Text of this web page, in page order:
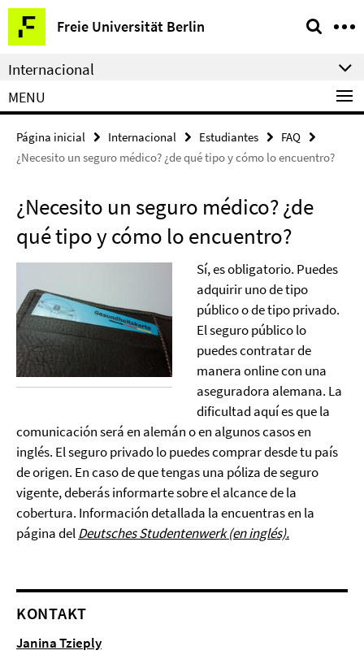
Springe
direkt
zu
Inhalt
Freie Universität Berlin
Herramientas
de
navegación
Internacional
MENU
Página inicial Internacional Estudiantes
FAQ
¿Necesito un seguro médico? ¿de qué tipo y cómo lo encuentro?
¿Necesito un seguro médico? ¿de
qué tipo y cómo lo encuentro?
Sí, es obligatorio. Puedes
adquirir uno de tipo
público o de tipo privado.
El seguro público lo
puedes contratar de
manera online con una
aseguradora alemana. La
dificultad aquí es que la
comunicación será en alemán o en algunos casos en
inglés. El seguro privado lo puedes comprar desde tu país
de origen. En caso de que tengas una póliza de seguro
vigente, deberás informarte sobre el alcance de la
cobertura. Información detallada la encuentras en la
página delDeutsches Studentenwerk (en inglés).
KONTAKT
Janina Tzieply